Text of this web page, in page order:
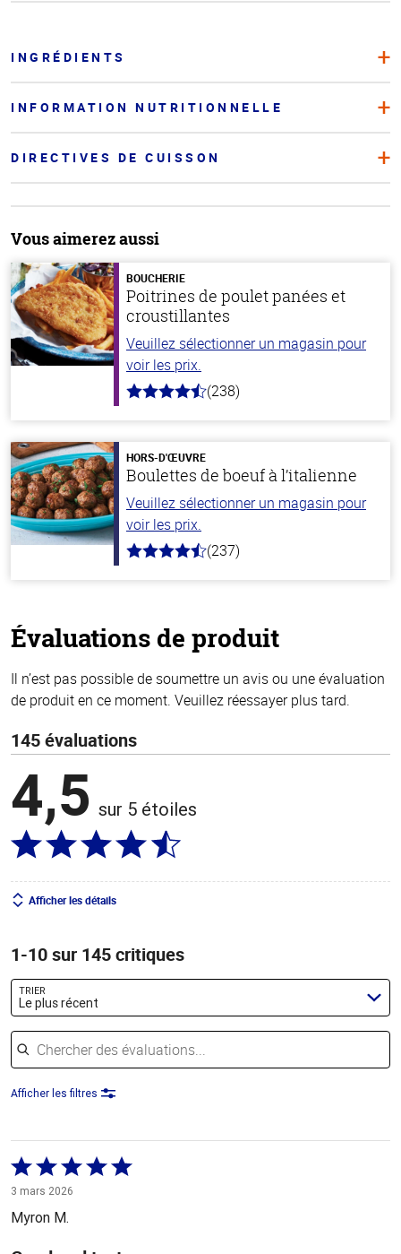
INGRÉDIENTS
INFORMATION NUTRITIONNELLE
DIRECTIVES DE CUISSON
Vous aimerez aussi
BOUCHERIE
Poitrines de poulet panées et
croustillantes
Veuillez sélectionner un magasin pour
voir les prix.
4.4
stars
(238)
HORS-D'ŒUVRE
Boulettes de boeuf à l’italienne
Veuillez sélectionner un magasin pour
voir les prix.
4.6
(237)
Évaluations de produit
Il n’est pas possible de soumettre un avis ou une évaluation
de produit en ce moment. Veuillez réessayer plus tard.
145 évaluations
4,5 sur 5 étoiles
Afficher les détails
1-10 sur 145 critiques
TRIER
Le plus récent
Chercher des évaluations
Afficher les filtres
Coté
5 sur
5
3 mars 2026
Myron M.